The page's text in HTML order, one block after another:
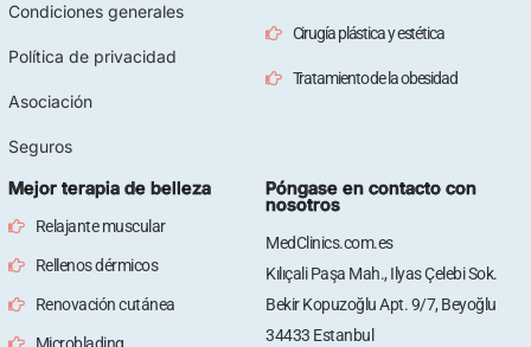
Condiciones generales
Política de privacidad
Asociación
Seguros
Cirugía plástica y estética
Tratamiento de la obesidad
Mejor terapia de belleza
Relajante muscular
Rellenos dérmicos
Renovación cutánea
Póngase en contacto con
nosotros
MedClinics.com.es
Kılıçali Paşa Mah., Ilyas Çelebi Sok.
Bekir Kopuzoğlu Apt. 9/7, Beyoğlu
34433 Estanbul